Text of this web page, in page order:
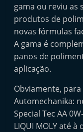
t
l
gama ou reviu as
produtos de
novas fórmulas
A gama é
panos de
aplicação.
Obviamente,
Automechanika:
Special Tec AA
LIQUI MOLY até